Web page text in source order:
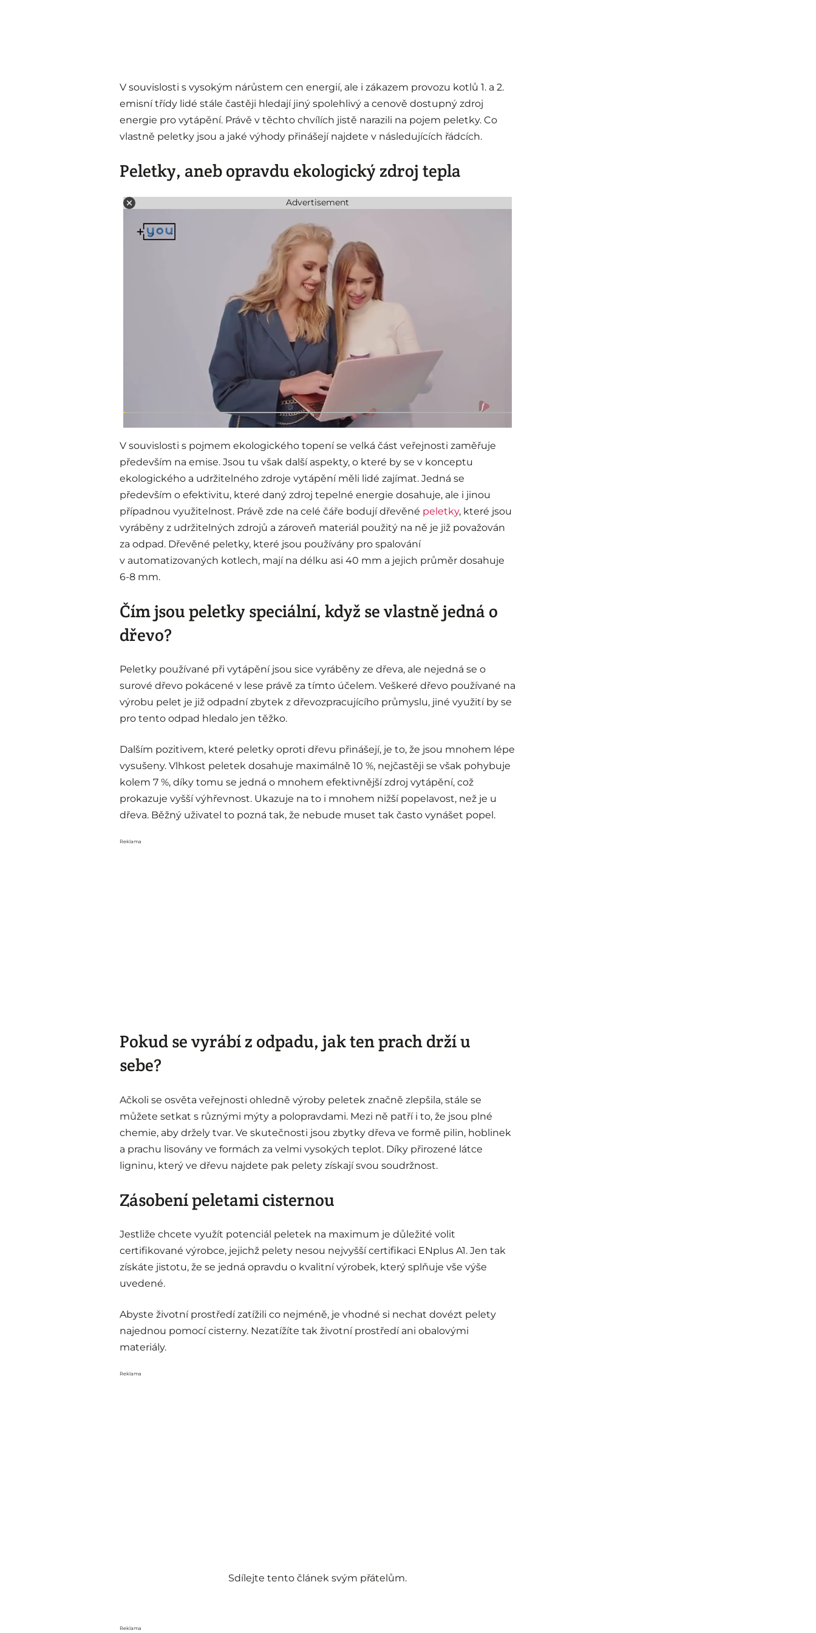
V souvislosti s vysokým nárůstem cen energií, ale i zákazem provozu kotlů 1. a 2.
emisní třídy lidé stále častěji hledají jiný spolehlivý a cenově dostupný zdroj
energie pro vytápění. Právě v těchto chvílích jistě narazili na pojem peletky. Co
vlastně peletky jsou a jaké výhody přinášejí najdete v následujících řádcích.
Peletky, aneb opravdu ekologický zdroj tepla
Advertisement
V souvislosti s pojmem ekologického topení se velká část veřejnosti zaměřuje
především na emise. Jsou tu však další aspekty, o které by se v konceptu
ekologického a udržitelného zdroje vytápění měli lidé zajímat. Jedná se
především o efektivitu, které daný zdroj tepelné energie dosahuje, ale i jinou
případnou využitelnost. Právě zde na celé čáře bodují dřevěné peletky, které jsou
vyráběny z udržitelných zdrojů a zároveň materiál použitý na ně je již považován
za odpad. Dřevěné peletky, které jsou používány pro spalování
v automatizovaných kotlech, mají na délku asi 40 mm a jejich průměr dosahuje
6-8 mm.
Čím jsou peletky speciální, když se vlastně jedná o
dřevo?
Peletky používané při vytápění jsou sice vyráběny ze dřeva, ale nejedná se o
surové dřevo pokácené v lese právě za tímto účelem. Veškeré dřevo používané na
výrobu pelet je již odpadní zbytek z dřevozpracujícího průmyslu, jiné využití by se
pro tento odpad hledalo jen těžko.
Dalším pozitivem, které peletky oproti dřevu přinášejí, je to, že jsou mnohem lépe
vysušeny. Vlhkost peletek dosahuje maximálně 10 %, nejčastěji se však pohybuje
kolem 7 %, díky tomu se jedná o mnohem efektivnější zdroj vytápění, což
prokazuje vyšší výhřevnost. Ukazuje na to i mnohem nižší popelavost, než je u
dřeva. Běžný uživatel to pozná tak, že nebude muset tak často vynášet popel.
Reklama
Pokud se vyrábí z odpadu, jak ten prach drží u
sebe?
Ačkoli se osvěta veřejnosti ohledně výroby peletek značně zlepšila, stále se
můžete setkat s různými mýty a polopravdami. Mezi ně patří i to, že jsou plné
chemie, aby držely tvar. Ve skutečnosti jsou zbytky dřeva ve formě pilin, hoblinek
a prachu lisovány ve formách za velmi vysokých teplot. Díky přirozené látce
ligninu, který ve dřevu najdete pak pelety získají svou soudržnost.
Zásobení peletami cisternou
Jestliže chcete využít potenciál peletek na maximum je důležité volit
certifikované výrobce, jejichž pelety nesou nejvyšší certifikaci ENplus A1. Jen tak
získáte jistotu, že se jedná opravdu o kvalitní výrobek, který splňuje vše výše
uvedené.
Abyste životní prostředí zatížili co nejméně, je vhodné si nechat dovézt pelety
najednou pomocí cisterny. Nezatížíte tak životní prostředí ani obalovými
materiály.
Reklama
Sdílejte tento článek svým přátelům.
Reklama